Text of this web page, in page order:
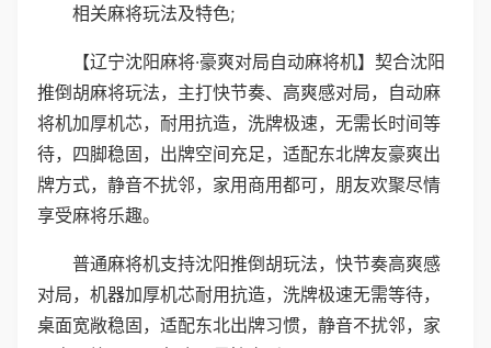
相关麻将玩法及特色;
【辽宁沈阳麻将·豪爽对局自动麻将机】契合沈阳
推倒胡麻将玩法，主打快节奏、高爽感对局，自动麻
将机加厚机芯，耐用抗造，洗牌极速，无需长时间等
待，四脚稳固，出牌空间充足，适配东北牌友豪爽出
牌方式，静音不扰邻，家用商用都可，朋友欢聚尽情
享受麻将乐趣。
普通麻将机支持沈阳推倒胡玩法，快节奏高爽感
对局，机器加厚机芯耐用抗造，洗牌极速无需等待，
桌面宽敞稳固，适配东北出牌习惯，静音不扰邻，家